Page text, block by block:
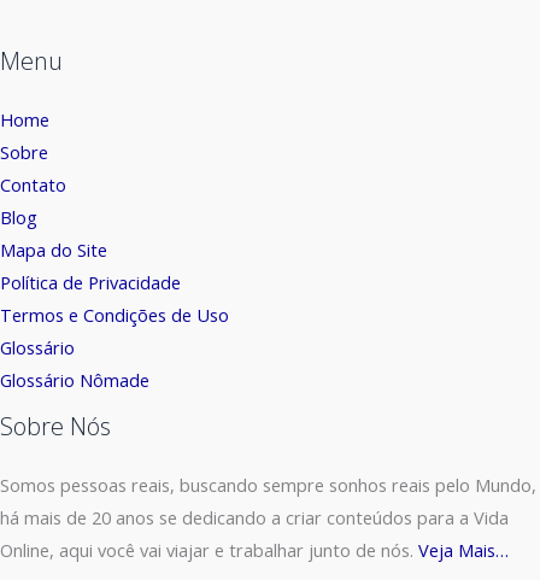
Menu
Home
Sobre
Contato
Blog
Mapa do Site
Política de Privacidade
Termos e Condições de Uso
Glossário
Glossário Nômade
Sobre Nós
Somos pessoas reais, buscando sempre sonhos reais pelo Mundo,
há mais de 20 anos se dedicando a criar conteúdos para a Vida
Online, aqui você vai viajar e trabalhar junto de nós. Veja Mais…